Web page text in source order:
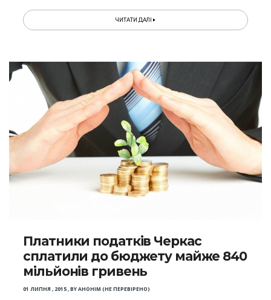
ЧИТАТИ ДАЛІ
Платники податків Черкас
сплатили до бюджету майже 840
мільйонів гривень
01 ЛИПНЯ , 2015,BYАНОНІМ (НЕ ПЕРЕВІРЕНО)